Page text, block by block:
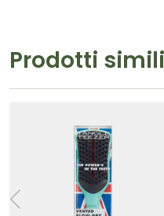
Prodotti simili